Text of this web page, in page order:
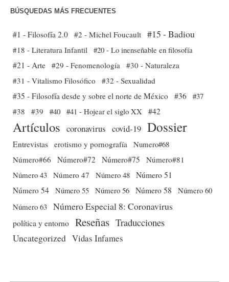
BÚSQUEDAS MÁS FRECUENTES
#1 - Filosofía 2.0 #2 - Michel Foucault #15 - Badiou
#18 - Literatura Infantil #20 - Lo inenseñable en filosofía
#21 - Arte #29 - Fenomenología
#30 - Naturaleza
#31 - Vitalismo Filosófico
#32 - Sexualidad
#35 - Filosofía desde y sobre el norte de México #36 #37
#38
#39 #40 #41 - Hojear el siglo XX #42
Artículos coronavirus covid-19 Dossier
Entrevistas erotismo y pornografía
Numero#68
Número#66
Número#72 Número#75
Número#81
Número 43 Número 47 Número 48 Número 51
Número 54 Número 55 Número 56 Número 58
Número 60
Número 63 Número Especial 8: Coronavirus
política y entorno Reseñas Traducciones
Uncategorized Vidas Infames